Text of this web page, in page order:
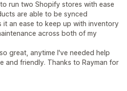
run two Shopify stores with ease
are able to be synced
it an ease to keep up with inventory
across both of my
great, anytime I've needed help
and friendly. Thanks to Rayman for